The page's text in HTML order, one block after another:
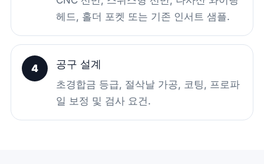
헤드, 홀더 포켓 또는 기존 인서트 샘플.
4 공구 설계
초경합금 등급, 절삭날 가공, 코팅, 프로파
일 보정 및 검사 요건.